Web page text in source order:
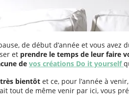
de début d’année et vous avez
et prendre le temps de leur faire
de vos créations Do it yourself
bientôt et ce, pour l’année à
tout de même venir par ici, vous